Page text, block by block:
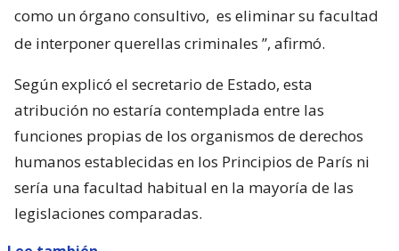
como un órgano consultivo, es eliminar su facultad
de interponer querellas criminales ”, afirmó.
Según explicó el secretario de Estado, esta
atribución no estaría contemplada entre las
funciones propias de los organismos de derechos
humanos establecidas en los Principios de París ni
sería una facultad habitual en la mayoría de las
legislaciones comparadas.